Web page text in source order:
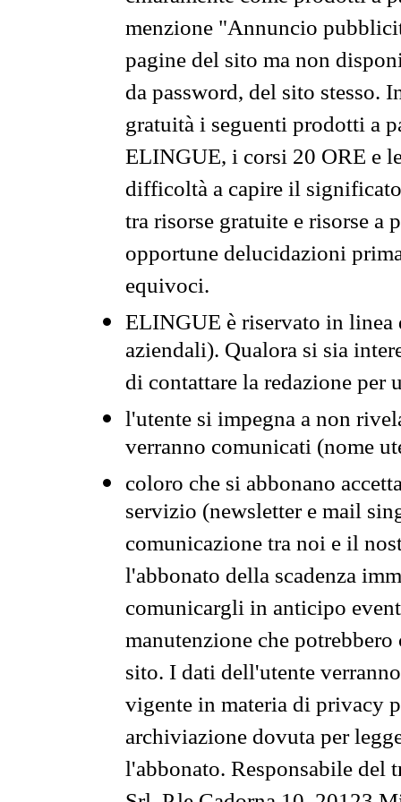
menzione "Annuncio
pagine del sito ma non
da password, del sito stesso.
gratuità i seguenti prodotti a
ELINGUE, i corsi 20 ORE e
difficoltà a capire il
tra risorse gratuite e risorse a
opportune delucidazioni
equivoci.
ELINGUE è riservato in
aziendali). Qualora si sia
di contattare la redazione per
l'utente si impegna a non
verranno comunicati (nome
coloro che si abbonano
servizio (newsletter e mail
comunicazione tra noi e il
l'abbonato della scadenza
comunicargli in anticipo
manutenzione che
sito. I dati dell'utente
vigente in materia di privacy
archiviazione dovuta per
l'abbonato. Responsabile del